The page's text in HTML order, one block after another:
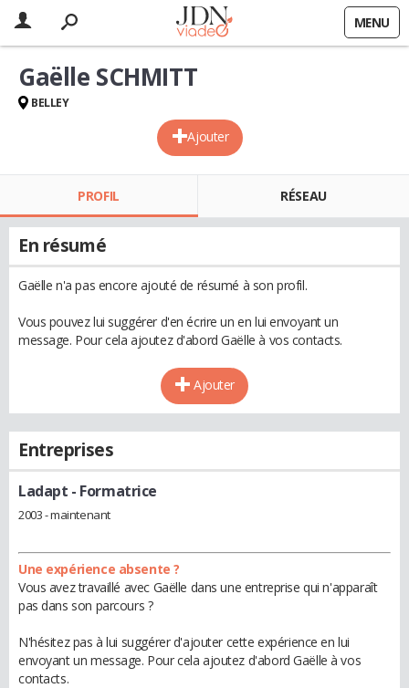
MENU
Ajouter
Gaëlle SCHMITT
BELLEY
PROFIL RÉSEAU
En résumé
Gaëlle n'a pas encore ajouté de résumé à son profil.
Vous pouvez lui suggérer d'en écrire un en lui envoyant un
message. Pour cela ajoutez d'abord Gaëlle à vos contacts.
Ajouter
Entreprises
Ladapt - Formatrice
2003 - maintenant
Une expérience absente ?
Vous avez travaillé avec Gaëlle dans une entreprise qui n'apparaît
pas dans son parcours ?
N'hésitez pas à lui suggérer d'ajouter cette expérience en lui
envoyant un message. Pour cela ajoutez d'abord Gaëlle à vos
contacts.